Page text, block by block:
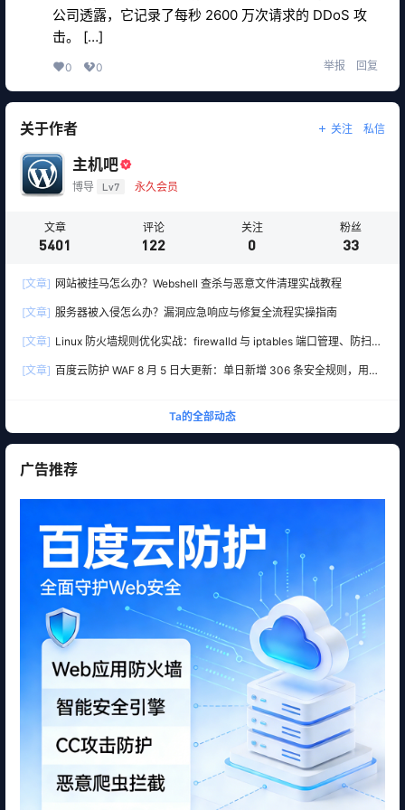
公司透露，它记录了每秒 2600 万次请求的 DDoS 攻
击。 […]
0 0 举报 回复
关于作者 关注 私信
主机吧
博导 Lv7 永久会员
文章
5401
评论
122
关注
0
粉丝
33
[文章] 网站被挂马怎么办？Webshell 查杀与恶意文件清理实战教程
[文章] 服务器被入侵怎么办？漏洞应急响应与修复全流程实操指南
[文章] Linux 防火墙规则优化实战：firewalld 与 iptables 端口管理、防扫描
[文章] 百度云防护 WAF 8 月 5 日大更新：单日新增 306 条安全规则，用友
Ta的全部动态
广告推荐